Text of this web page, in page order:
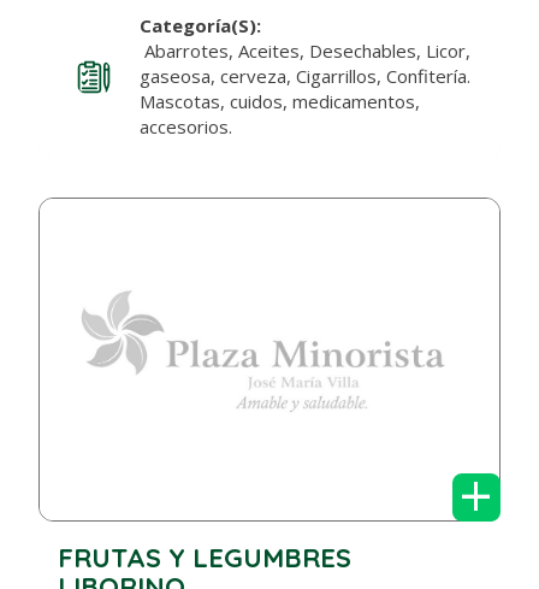
Categoría(s):
Abarrotes, Aceites, Desechables, Licor,
gaseosa, cerveza, Cigarrillos, Confitería.
Mascotas, cuidos, medicamentos,
accesorios.
+
FRUTAS Y LEGUMBRES